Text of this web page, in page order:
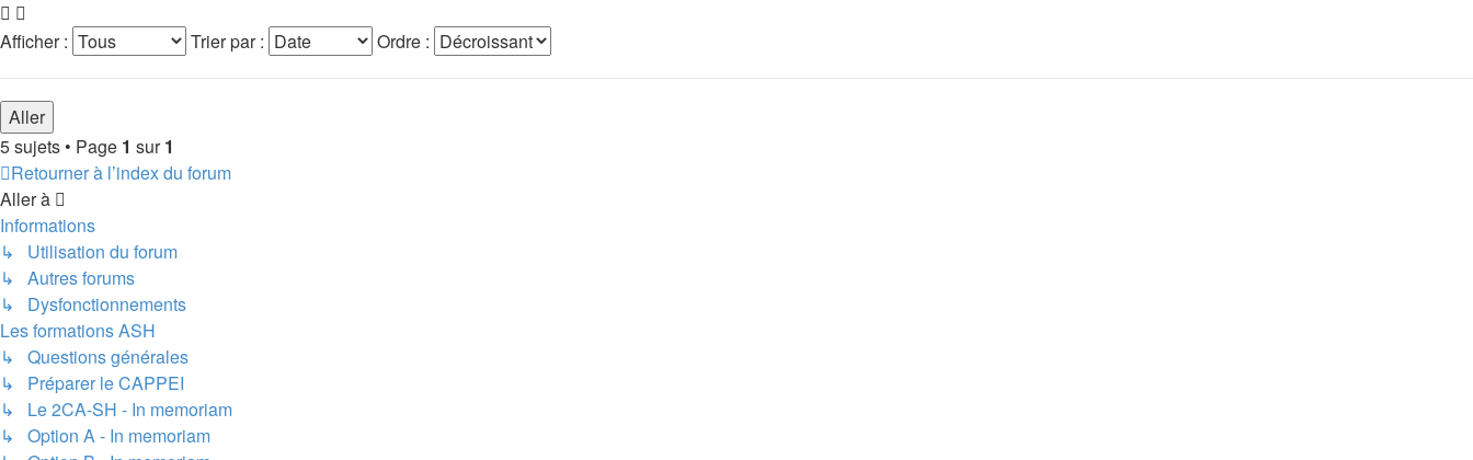
Afficher : Trier par : Ordre :
5 sujets • Page 1 sur1
Retourner à l’index du forum
Aller à
Informations
↳ Utilisation du forum
↳ Autres forums
↳ Dysfonctionnements
Les formations ASH
↳ Questions générales
↳ Préparer le CAPPEI
↳ Le 2CA-SH - In memoriam
↳ Option A - In memoriam